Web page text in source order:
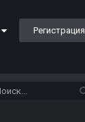
Регистрация